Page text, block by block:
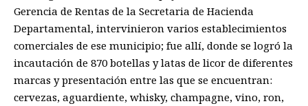
Gerencia de Rentas de la Secretaria de Hacienda
Departamental, intervinieron varios establecimientos
comerciales de ese municipio; fue allí, donde se logró la
incautación de 870 botellas y latas de licor de diferentes
marcas y presentación entre las que se encuentran:
cervezas, aguardiente, whisky, champagne, vino, ron,